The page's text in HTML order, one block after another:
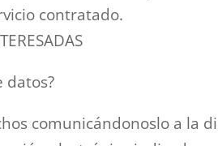
contratado.
datos?
comunicándonoslo a la